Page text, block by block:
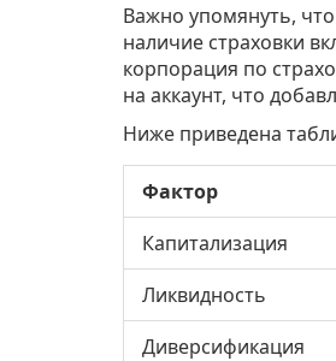
Важно упомянуть,
наличие страховки
корпорация по
на аккаунт, что
Ниже приведена
Фактор
Капитализация
Ликвидность
Диверсификация